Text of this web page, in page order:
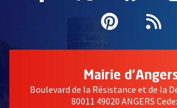
Pinterest
, Ouvre
Mairie
Boulevard de la Résistance et de la
80011 49020 ANGERS